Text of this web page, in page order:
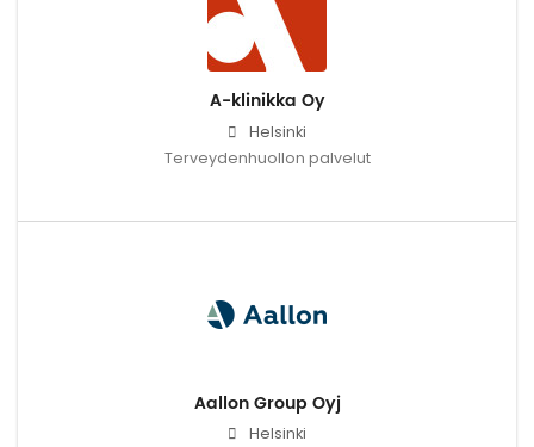
A-klinikka Oy
Helsinki
Terveydenhuollon palvelut
Aallon Group Oyj
Helsinki